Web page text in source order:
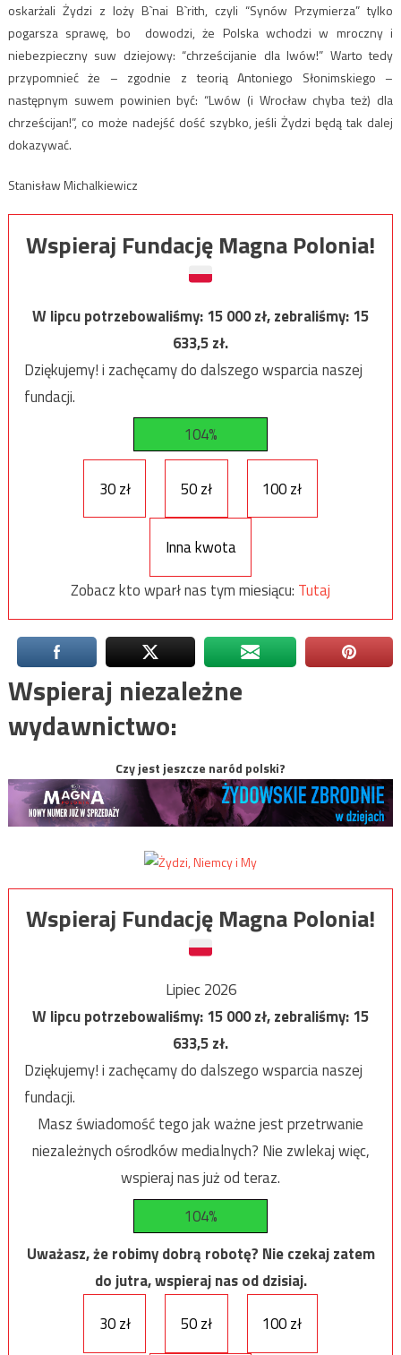
oskarżali Żydzi z loży B`nai B`rith, czyli “Synów Przymierza” tylko
pogarsza sprawę, bo dowodzi, że Polska wchodzi w mroczny i
niebezpieczny suw dziejowy: “chrześcijanie dla lwów!” Warto tedy
przypomnieć że – zgodnie z teorią Antoniego Słonimskiego –
następnym suwem powinien być: “Lwów (i Wrocław chyba też) dla
chrześcijan!”, co może nadejść dość szybko, jeśli Żydzi będą tak dalej
dokazywać.
Stanisław Michalkiewicz
Wspieraj Fundację Magna Polonia!
W lipcu potrzebowaliśmy:15 000zł, zebraliśmy:15
633,5zł.
Dziękujemy! i zachęcamy do dalszego wsparcia naszej
fundacji.
104%
30 zł 50 zł 100 zł
Inna kwota
Zobacz kto wparł nas tym miesiącu: Tutaj
Wspieraj niezależne
wydawnictwo:
Czy jest jeszcze naród polski?
Wspieraj Fundację Magna Polonia!
Lipiec 2026
W lipcu potrzebowaliśmy:15 000zł, zebraliśmy:15
633,5zł.
Dziękujemy! i zachęcamy do dalszego wsparcia naszej
fundacji.
Masz świadomość tego jak ważne jest przetrwanie
niezależnych ośrodków medialnych? Nie zwlekaj więc,
wspieraj nas już od teraz.
104%
Uważasz, że robimy dobrą robotę? Nie czekaj zatem
do jutra, wspieraj nas od dzisiaj.
30 zł
50 zł 100 zł